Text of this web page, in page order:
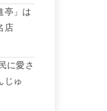
亭」は
店
に愛さ
じゅ